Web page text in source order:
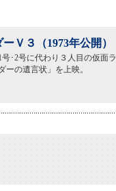
Ｖ３（1973年公開）
･2号に代わり３人目の仮面
ーの遺言状」を上映。